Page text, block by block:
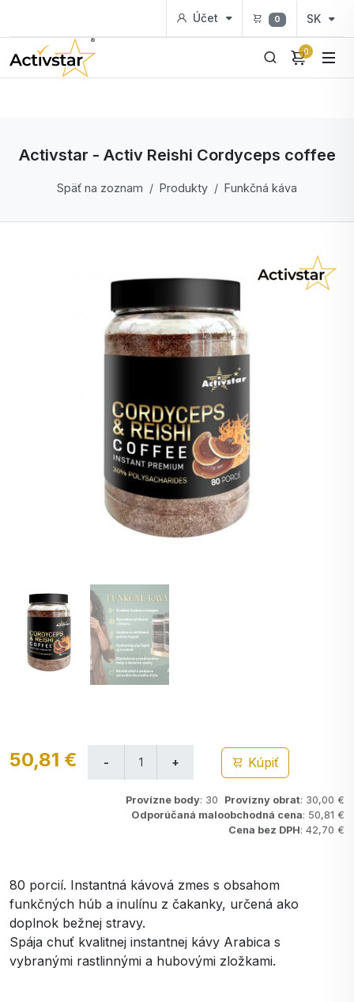
Účet 0 SK
0
Activstar - Activ Reishi Cordyceps coffee
Späť na zoznam Produkty Funkčná káva
50,81 € Kúpiť
Provízne body: 30 Provízny obrat: 30,00 €
Odporúčaná maloobchodná cena: 50,81 €
Cena bez DPH: 42,70 €
80 porcií. Instantná kávová zmes s obsahom
funkčných húb a inulínu z čakanky, určená ako
doplnok bežnej stravy.
Spája chuť kvalitnej instantnej kávy Arabica s
vybranými rastlinnými a hubovými zložkami.